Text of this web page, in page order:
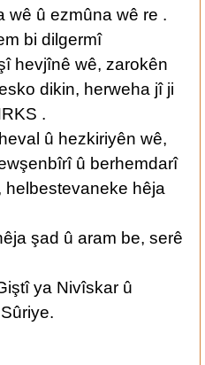
wê û ezmûna wê re .
bi dilgermî
hevjînê wê, zarokên
dikin, herweha jî ji
.
û hezkiriyên wê,
û berhemdarî
helbestevaneke hêja
şad û aram be, serê
ya Nivîskar û